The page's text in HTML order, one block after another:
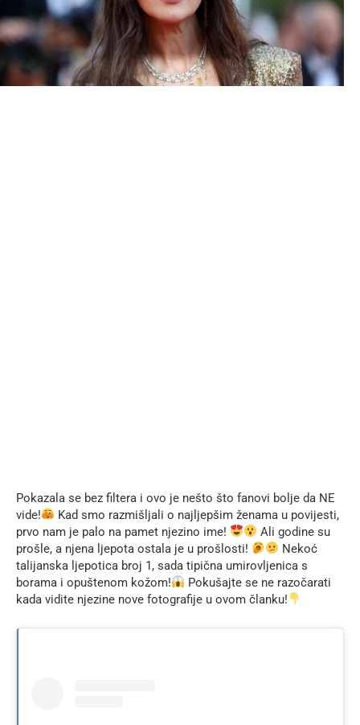
Pokazala se bez filtera i ovo je nešto što fanovi bolje da NE
vide!
Kad smo razmišljali o najljepšim ženama u povijesti,
prvo nam je palo na pamet njezino ime!
Ali godine su
prošle, a njena ljepota ostala je u prošlosti!
Nekoć
talijanska ljepotica broj 1, sada tipična umirovljenica s
borama i opuštenom kožom!
Pokušajte se ne razočarati
kada vidite njezine nove fotografije u ovom članku!